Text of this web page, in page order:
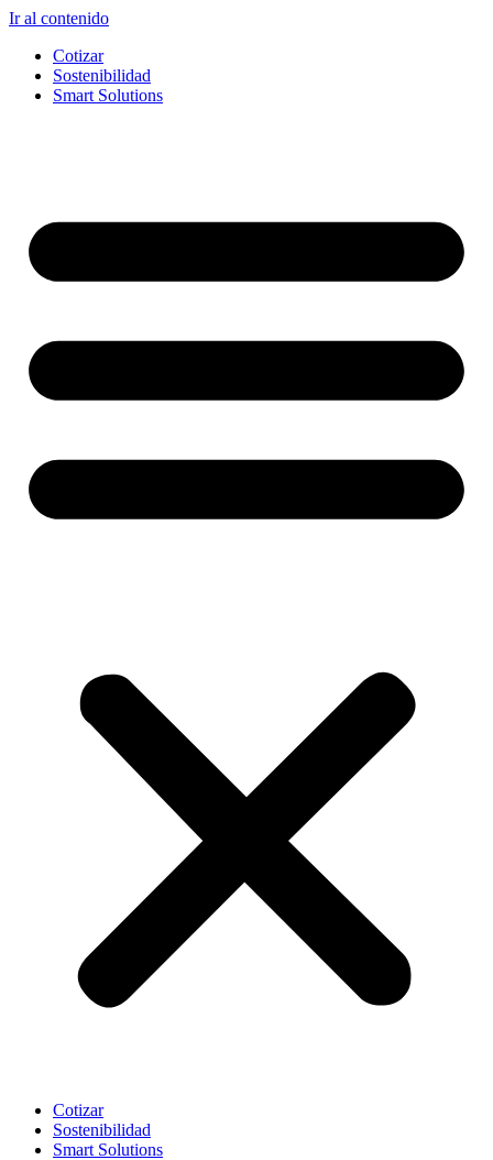
Ir al contenido
Cotizar
Sostenibilidad
Smart Solutions
Cotizar
Sostenibilidad
Smart Solutions